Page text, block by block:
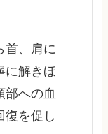
首、肩に
に解きほ
部への血
復を促し